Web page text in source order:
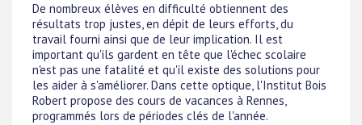
De nombreux élèves en difficulté obtiennent des
résultats trop justes, en dépit de leurs efforts, du
travail fourni ainsi que de leur implication. Il est
important qu'ils gardent en tête que l'échec scolaire
n'est pas une fatalité et qu'il existe des solutions pour
les aider à s'améliorer. Dans cette optique, l'Institut Bois
Robert propose des cours de vacances à Rennes,
programmés lors de périodes clés de l'année.